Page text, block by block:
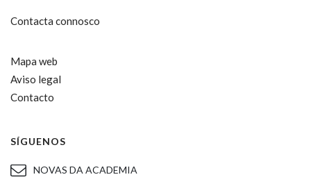
Contacta connosco
Mapa web
Aviso legal
Contacto
SÍGUENOS
NOVAS DA ACADEMIA